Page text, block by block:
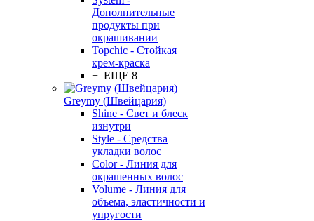
Дополнительные
продукты при
окрашивании
Topchic - Стойкая
крем-краска
+ ЕЩЕ 8
Greymy (Швейцария)
Shine - Свет и блеск
изнутри
Style - Средства
укладки волос
Color - Линия для
окрашенных волос
Volume - Линия для
объема, эластичности и
упругости